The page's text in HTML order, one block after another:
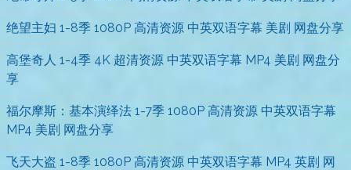
绝望主妇 1-8季 1080P 高清资源 中英双语字幕 美剧 网盘分享
高堡奇人 1-4季 4K 超清资源 中英双语字幕 MP4 美剧 网盘分
享
福尔摩斯：基本演绎法 1-7季 1080P 高清资源 中英双语字幕
MP4 美剧 网盘分享
飞天大盗 1-8季 1080P 高清资源 中英双语字幕 MP4 英剧 网